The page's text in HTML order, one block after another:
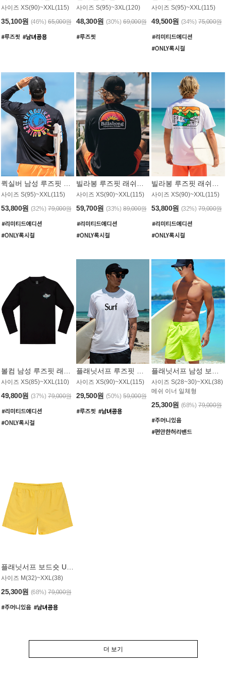
사이즈 XS(90)~XXL(115)
35,100원 (46%) 65,000원
사이즈 S(95)~3XL(120)
48,300원 (30%) 69,000원
사이즈 S(95)~XXL(115)
49,500원 (34%) 75,000원
사이즈 S(95)~XXL(115)
53,800원 (32%) 79,000원
사이즈 XS(90)~XXL(115)
59,700원 (33%) 89,000원
사이즈 XS(90)~XXL(115)
53,800원 (32%) 79,000원
사이즈 XS(85)~XXL(110)
49,800원 (37%) 79,000원
사이즈 XS(90)~XXL(115)
29,500원 (50%) 59,000원
사이즈 S(28~30)~XXL(38)
메쉬 이너 일체형
25,300원 (68%) 79,000원
플래닛서프 보드숏 UMB008YPS
사이즈 M(32)~XXL(38)
25,300원 (68%) 79,000원
더 보기